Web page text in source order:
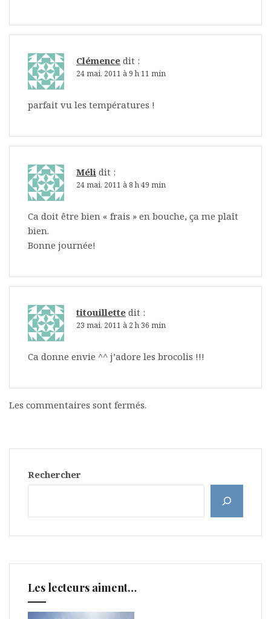
Clémence dit :
24 mai, 2011 à 9 h 11 min
parfait vu les températures !
Méli dit :
24 mai, 2011 à 8 h 49 min
Ca doit être bien « frais » en bouche, ça me plaît
bien.
Bonne journée!
titouillette dit :
23 mai, 2011 à 2 h 36 min
Ca donne envie ^^ j’adore les brocolis !!!
Les commentaires sont fermés.
Rechercher
Les lecteurs aiment…